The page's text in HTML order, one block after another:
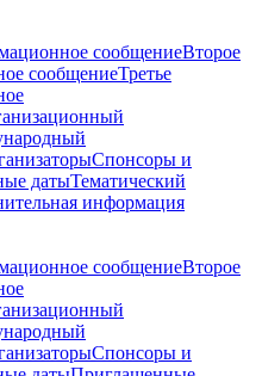
сообщениеВторое
сообщениеТретье
Спонсоры и
датыТематический
информация
сообщениеВторое
Спонсоры и